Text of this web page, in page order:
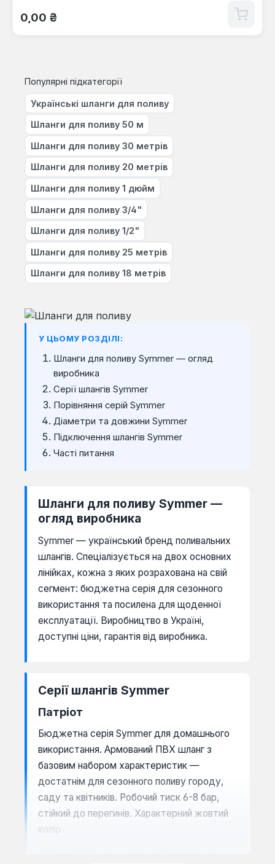
Звичайна ціна:
0,00 ₴
Популярні підкатегорії
Українські шланги для поливу
Шланги для поливу 50 м
Шланги для поливу 30 метрів
Шланги для поливу 20 метрів
Шланги для поливу 1 дюйм
Шланги для поливу 3/4"
Шланги для поливу 1/2"
Шланги для поливу 25 метрів
Шланги для поливу 18 метрів
У ЦЬОМУ РОЗДІЛІ:
Шланги для поливу Symmer — огляд
виробника
Серії шлангів Symmer
Порівняння серій Symmer
Діаметри та довжини Symmer
Підключення шлангів Symmer
Часті питання
Шланги для поливу Symmer —
огляд виробника
Symmer — український бренд поливальних
шлангів. Спеціалізується на двох основних
лінійках, кожна з яких розрахована на свій
сегмент: бюджетна серія для сезонного
використання та посилена для щоденної
експлуатації. Виробництво в Україні,
доступні ціни, гарантія від виробника.
Серії шлангів Symmer
Патріот
Бюджетна серія Symmer для домашнього
використання. Армований ПВХ шланг з
базовим набором характеристик —
достатнім для сезонного поливу городу,
саду та квітників. Робочий тиск 6-8 бар,
стійкий до перегинів. Характерний жовтий
колір.